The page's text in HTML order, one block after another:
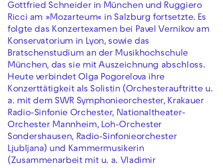
Gottfried Schneider in München und Ruggiero
Ricci am »Mozarteum« in Salzburg fortsetzte. Es
folgte das Konzertexamen bei Pavel Vernikov am
Konservatorium in Lyon, sowie das
Bratschenstudium an der Musikhochschule
München, das sie mit Auszeichnung abschloss.
Heute verbindet Olga Pogorelova ihre
Konzerttätigkeit als Solistin (Orchesterauftritte u.
a. mit dem SWR Symphonieorchester, Krakauer
Radio-Sinfonie Orchester, Nationaltheater-
Orchester Mannheim, Loh-Orchester
Sondershausen, Radio-Sinfonieorchester
Ljubljana) und Kammermusikerin
(Zusammenarbeit mit u. a. Vladimir